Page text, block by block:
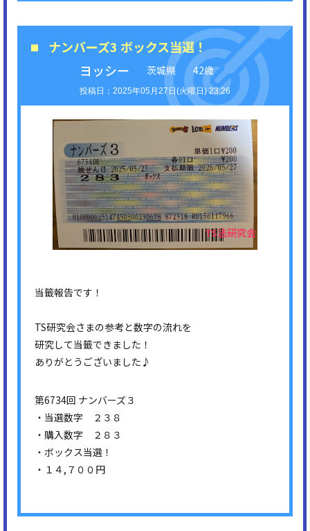
ナンバーズ3 ボックス当選！
ヨッシー
茨城県 42歳
2025年05月27日(火曜日) 23:26
当籤報告です！
TS研究会さまの参考と数字の流れを
研究して当籤できました！
ありがとうございました♪
第6734回 ナンバーズ３
・当選数字 ２３８
・購入数字 ２８３
・ボックス当選！
・１４,７００円